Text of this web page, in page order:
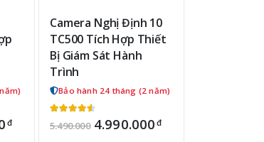
đ
Camera Nghị Định 10
TC500 Tích Hợp Thiết
Bị Giám Sát Hành
Trình
Bảo hành 24 tháng (2 năm)
5.490.000 4.990.000 đ